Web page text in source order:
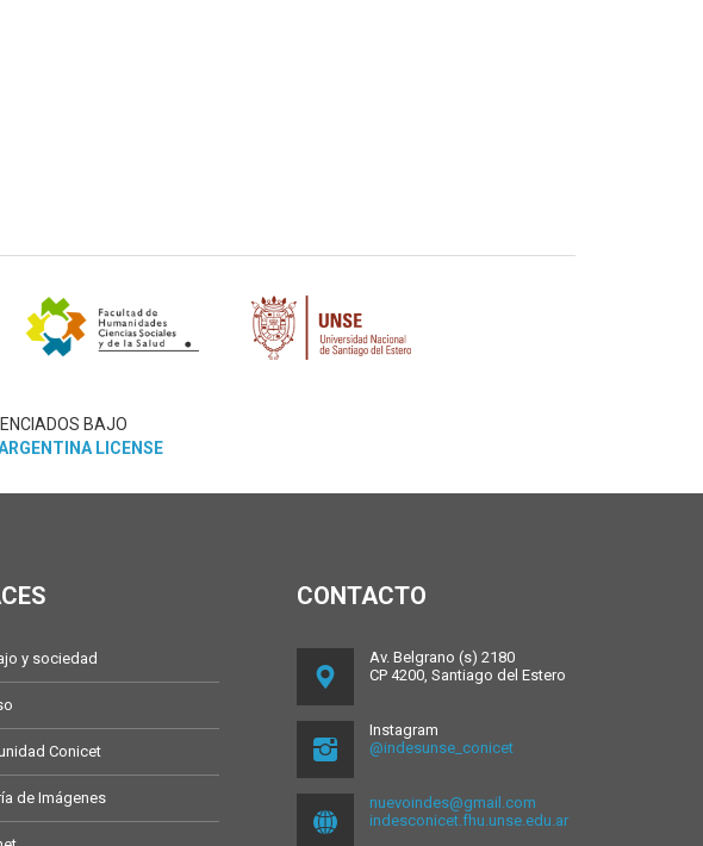
BAJO
LICENSE
y sociedad
Conicet
de Imágenes
CONTACTO
Av. Belgrano (s) 2180
CP 4200, Santiago del Estero
Instagram
@indesunse_conicet
nuevoindes@gmail.com
indesconicet.fhu.unse.edu.ar